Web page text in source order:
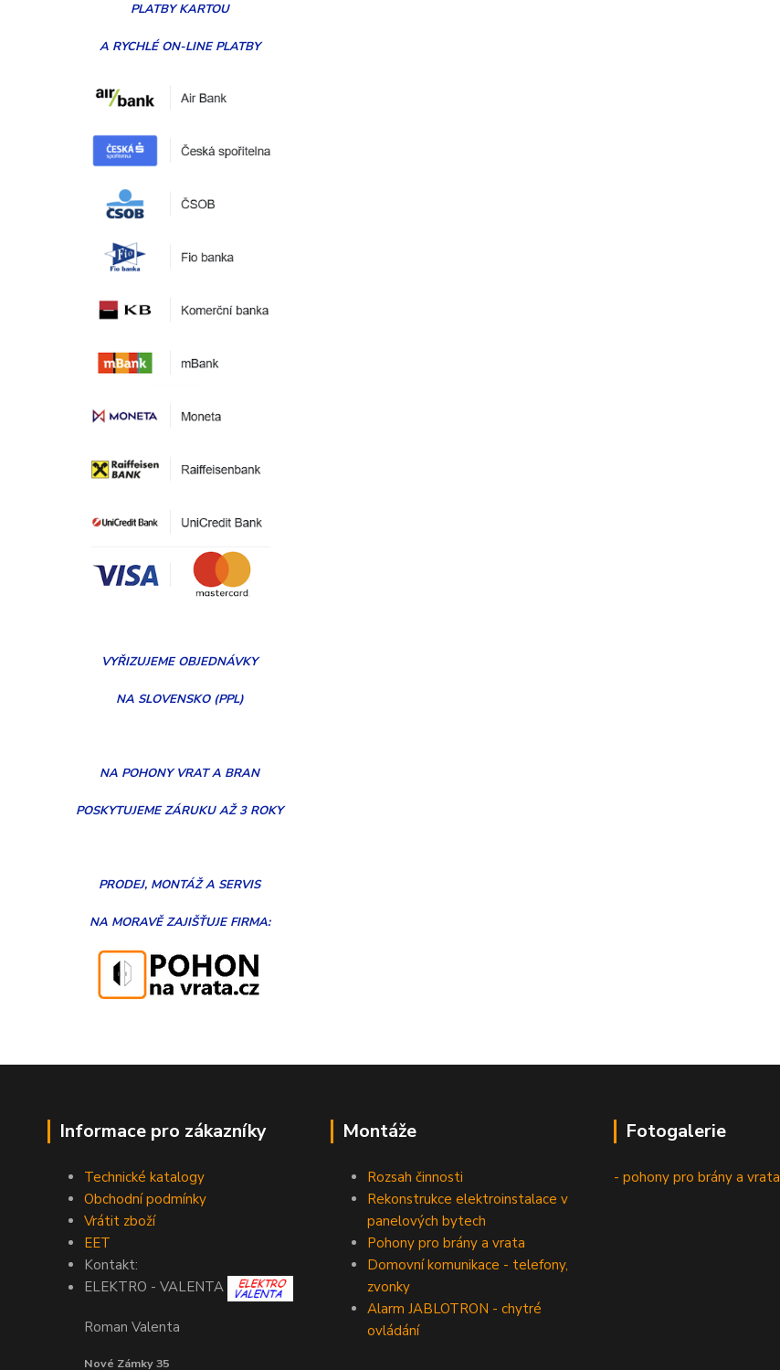
PLATBYKARTOU
A RYCHLÉ ON-LINE PLATBY
VYŘIZUJEMEOBJEDNÁVKY
NA SLOVENSKO (PPL)
NA POHONY VRAT A BRAN
POSKYTUJEME ZÁRUKU AŽ 3 ROKY
PRODEJ, MONTÁŽA SERVIS
NA MORAVĚZAJIŠŤUJE FIRMA:
Informace pro zákazníky
Technické katalogy
Obchodní podmínky
Vrátit zboží
EET
Kontakt:
ELEKTRO - VALENTA
Roman Valenta
Nové Zámky 35
Montáže
Rozsah činnosti
Rekonstrukce elektroinstalace v
panelových bytech
Pohony pro brány a vrata
Domovní komunikace - telefony,
zvonky
Alarm JABLOTRON - chytré
ovládání
Fotogalerie
- pohony pro brány a vrata